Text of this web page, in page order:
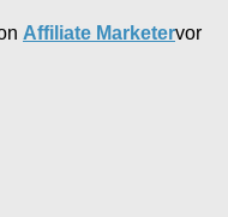
Affiliate Marketervor